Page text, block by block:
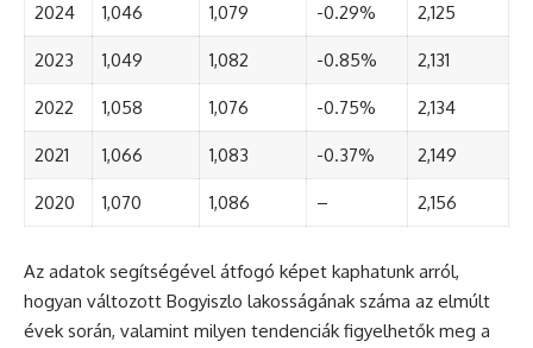
2024 1,046 1,079 -0.29% 2,125
2023 1,049 1,082 -0.85% 2,131
2022 1,058 1,076 -0.75% 2,134
2021 1,066 1,083 -0.37% 2,149
2020 1,070 1,086 – 2,156
Az adatok segítségével átfogó képet kaphatunk arról,
hogyan változott Bogyiszlo lakosságának száma az elmúlt
évek során, valamint milyen tendenciák figyelhetők meg a